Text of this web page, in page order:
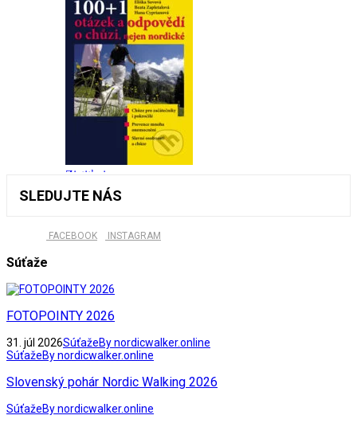
SLEDUJTE NÁS
FACEBOOK INSTAGRAM
Súťaže
FOTOPOINTY 2026
31. júl 2026SúťažeBy nordicwalker.online
SúťažeBy nordicwalker.online
Slovenský pohár Nordic Walking 2026
SúťažeBy nordicwalker.online